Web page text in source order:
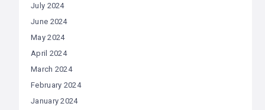
July 2024
June 2024
May 2024
April 2024
March 2024
February 2024
January 2024